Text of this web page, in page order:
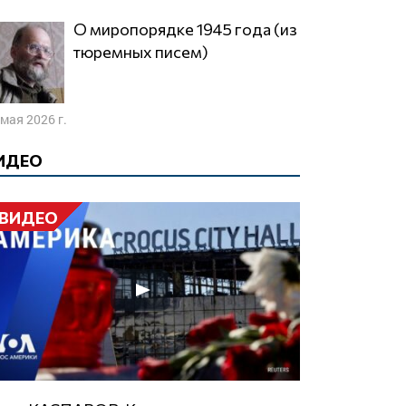
О миропорядке 1945 года (из
тюремных писем)
2026 г.